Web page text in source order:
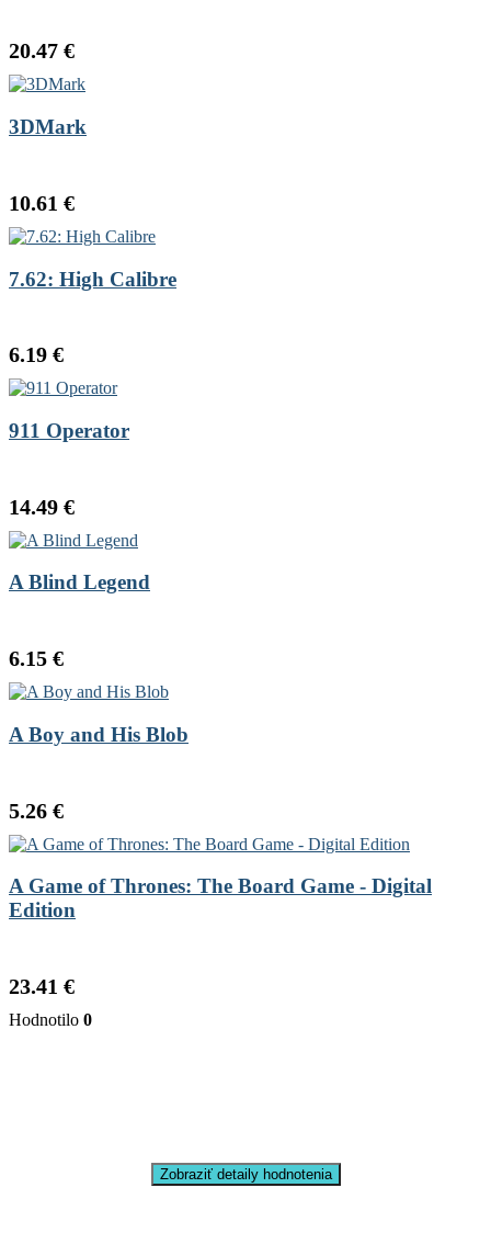
20.47 €
3DMark
10.61 €
7.62: High Calibre
6.19 €
911 Operator
14.49 €
A Blind Legend
6.15 €
A Boy and His Blob
5.26 €
A Game of Thrones: The Board Game - Digital
Edition
23.41 €
Hodnotilo 0
Zobraziť detaily hodnotenia